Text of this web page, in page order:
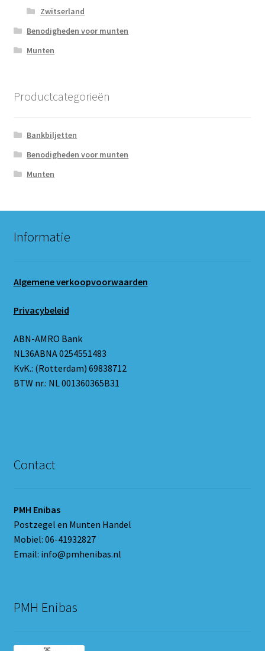
Zwitserland
Benodigheden voor munten
Munten
Productcategorieën
Bankbiljetten
Benodigheden voor munten
Munten
Informatie
Algemene verkoopvoorwaarden
Privacybeleid
ABN-AMRO Bank
NL36ABNA 0254551483
KvK.: (Rotterdam) 69838712
BTW nr.: NL 001360365B31
Contact
PMH Enibas
Postzegel en Munten Handel
Mobiel: 06-41932827
Email: info@pmhenibas.nl
PMH Enibas